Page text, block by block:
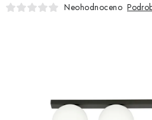
Neohodnoceno